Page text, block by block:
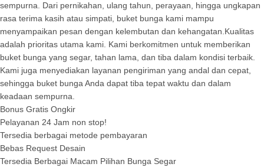
sempurna. Dari pernikahan, ulang tahun, perayaan, hingga ungkapan
rasa terima kasih atau simpati, buket bunga kami mampu
menyampaikan pesan dengan kelembutan dan kehangatan.Kualitas
adalah prioritas utama kami. Kami berkomitmen untuk memberikan
buket bunga yang segar, tahan lama, dan tiba dalam kondisi terbaik.
Kami juga menyediakan layanan pengiriman yang andal dan cepat,
sehingga buket bunga Anda dapat tiba tepat waktu dan dalam
keadaan sempurna.
Bonus Gratis Ongkir
Pelayanan 24 Jam non stop!
Tersedia berbagai metode pembayaran
Bebas Request Desain
Tersedia Berbagai Macam Pilihan Bunga Segar